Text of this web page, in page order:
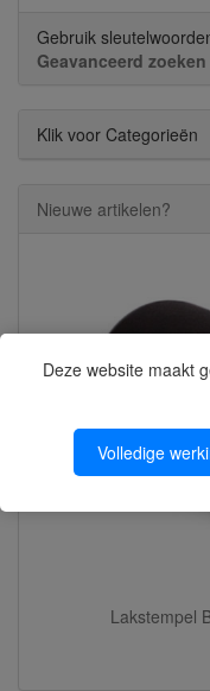
Deze website maakt
Volledige
Gebruik
Geavanceerd zoeken
Klik voor Categorieën
Nieuwe artikelen?
Lakstempel